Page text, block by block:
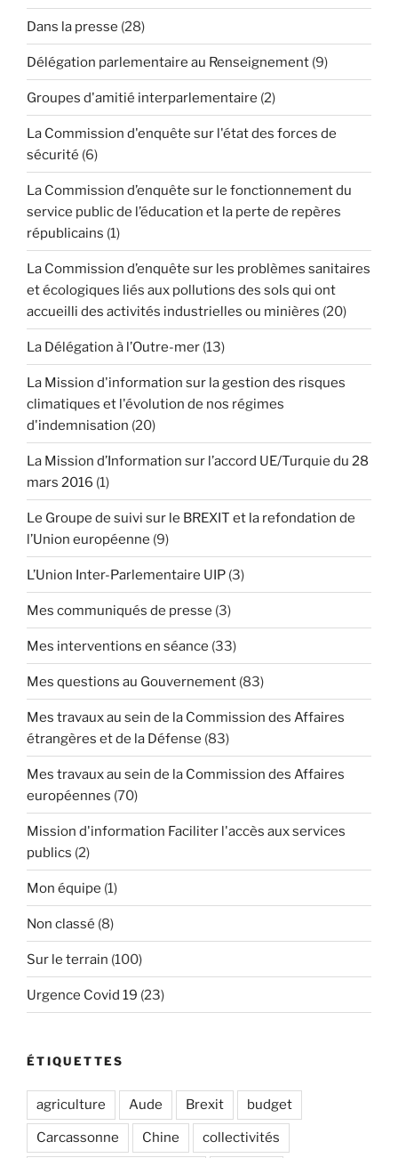
Dans la presse (28)
Délégation parlementaire au Renseignement (9)
Groupes d'amitié interparlementaire (2)
La Commission d'enquête sur l'état des forces de
sécurité (6)
La Commission d’enquête sur le fonctionnement du
service public de l’éducation et la perte de repères
républicains (1)
La Commission d’enquête sur les problèmes sanitaires
et écologiques liés aux pollutions des sols qui ont
accueilli des activités industrielles ou minières (20)
La Délégation à l’Outre-mer (13)
La Mission d'information sur la gestion des risques
climatiques et l'évolution de nos régimes
d'indemnisation (20)
La Mission d’Information sur l’accord UE/Turquie du 28
mars 2016 (1)
Le Groupe de suivi sur le BREXIT et la refondation de
l’Union européenne (9)
L’Union Inter-Parlementaire UIP (3)
Mes communiqués de presse (3)
Mes interventions en séance (33)
Mes questions au Gouvernement (83)
Mes travaux au sein de la Commission des Affaires
étrangères et de la Défense (83)
Mes travaux au sein de la Commission des Affaires
européennes (70)
Mission d'information Faciliter l'accès aux services
publics (2)
Mon équipe (1)
Non classé (8)
Sur le terrain (100)
Urgence Covid 19 (23)
ÉTIQUETTES
agriculture Aude Brexit budget
Carcassonne Chine collectivités